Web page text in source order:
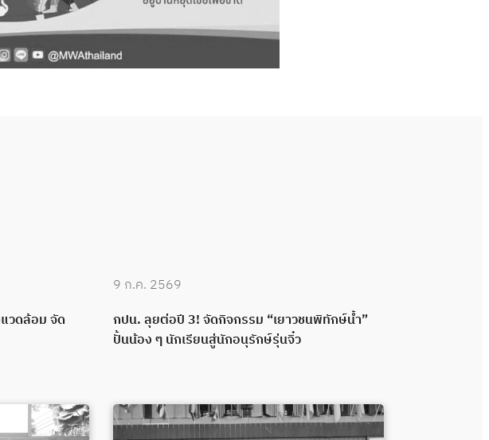
วดล้อม จัด
9 ก.ค. 2569
กปน. ลุยต่อปี 3! จัดกิจกรรม “เยาวชนพิทักษ์น้ำ”
ปั้นน้อง ๆ นักเรียนสู่นักอนุรักษ์รุ่นจิ๋ว